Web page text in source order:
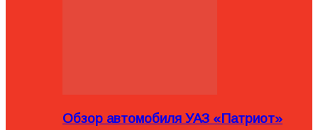
Обзор автомобиля УАЗ «Патриот»